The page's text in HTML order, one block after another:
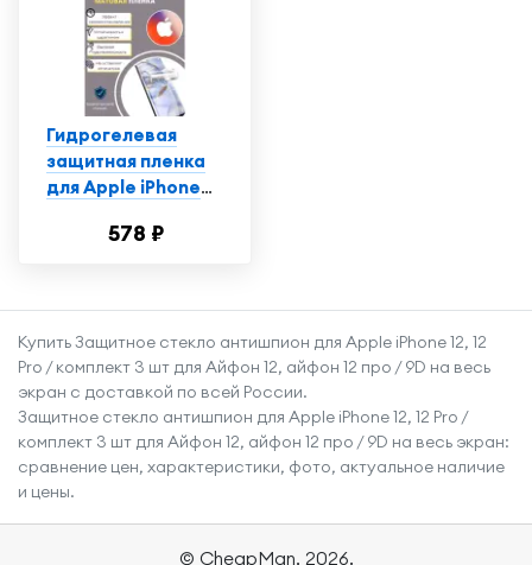
Гидрогелевая
защитная пленка
для Apple iPhone
5S/5/5C с
(на экран) -
Матовая
578 ₽
Купить Защитное стекло антишпион для Apple iPhone 12, 12
Pro / комплект 3 шт для Айфон 12, айфон 12 про / 9D на весь
экран с доставкой по всей России.
Защитное стекло антишпион для Apple iPhone 12, 12 Pro /
комплект 3 шт для Айфон 12, айфон 12 про / 9D на весь экран:
сравнение цен, характеристики, фото, актуальное наличие
и цены.
© CheapMan, 2026.